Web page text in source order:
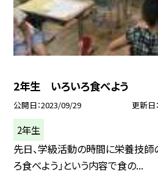
2年生 いろいろ食べよう
公開日 2023/09/29 更新日
2年生
先日、学級活動の時間に栄養技師
ろ食べよう」という内容で食の...